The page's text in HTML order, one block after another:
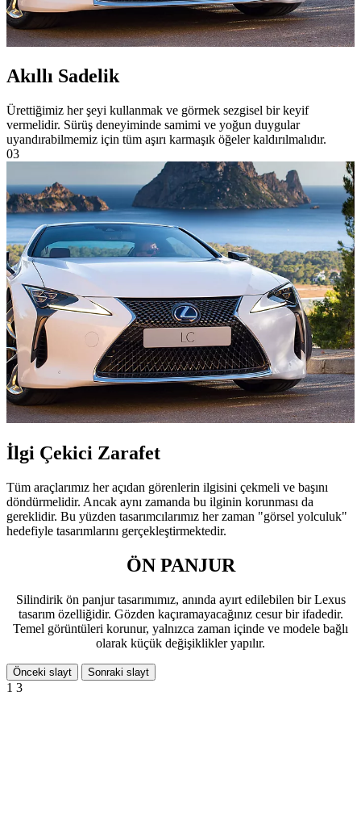
Akıllı Sadelik
Ürettiğimiz her şeyi kullanmak ve görmek sezgisel bir keyif
vermelidir. Sürüş deneyiminde samimi ve yoğun duygular
uyandırabilmemiz için tüm aşırı karmaşık öğeler kaldırılmalıdır.
03
İlgi Çekici Zarafet
Tüm araçlarımız her açıdan görenlerin ilgisini çekmeli ve başını
döndürmelidir. Ancak aynı zamanda bu ilginin korunması da
gereklidir. Bu yüzden tasarımcılarımız her zaman "görsel yolculuk"
hedefiyle tasarımlarını gerçekleştirmektedir.
ÖN PANJUR
Silindirik ön panjur tasarımımız, anında ayırt edilebilen bir Lexus
tasarım özelliğidir. Gözden kaçıramayacağınız cesur bir ifadedir.
Temel görüntüleri korunur, yalnızca zaman içinde ve modele bağlı
olarak küçük değişiklikler yapılır.
Önceki slayt Sonraki slayt
1 3